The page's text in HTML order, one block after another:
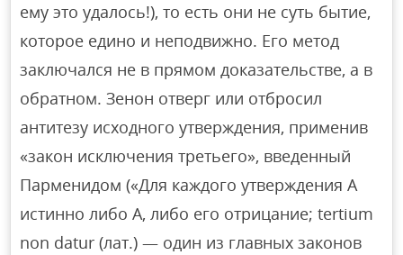
ему это удалось!), то есть они не суть бытие,
которое едино и неподвижно. Его метод
заключался не в прямом доказательстве, а в
обратном. Зенон отверг или отбросил
антитезу исходного утверждения, применив
«закон исключения третьего», введенный
Парменидом («Для каждого утверждения A
истинно либо A, либо его отрицание; tertium
non datur (лат.) — один из главных законов